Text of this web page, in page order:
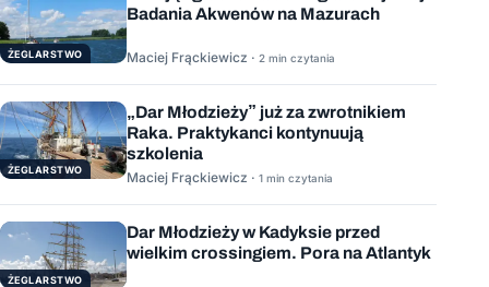
ŻEGLARSTWO
Badania Akwenów na Mazurach
Maciej Frąckiewicz · 2 min czytania
ŻEGLARSTWO
„Dar Młodzieży” już za zwrotnikiem
Raka. Praktykanci kontynuują
szkolenia
Maciej Frąckiewicz · 1 min czytania
ŻEGLARSTWO
Dar Młodzieży w Kadyksie przed
wielkim crossingiem. Pora na Atlantyk